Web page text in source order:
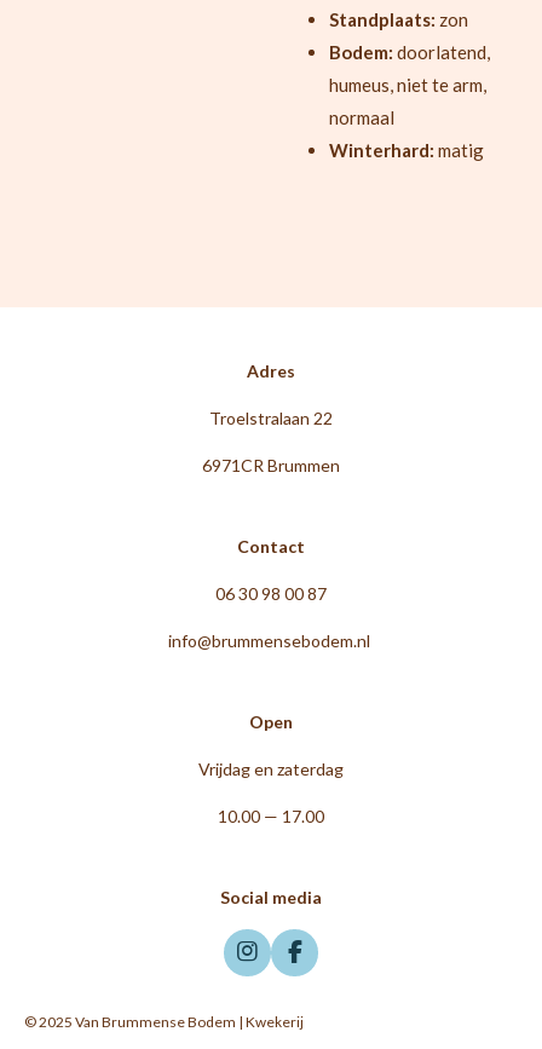
Standplaats: zon
Bodem: doorlatend,
humeus, niet te arm,
normaal
Winterhard: matig
Adres
Troelstralaan 22
6971CR Brummen
Contact
06 30 98 00 87
info@brummensebodem.nl
Open
Vrijdag en zaterdag
10.00 — 17.00
Social media
I
n
t
F
a
e
© 2025 Van Brummense Bodem | Kwekerij